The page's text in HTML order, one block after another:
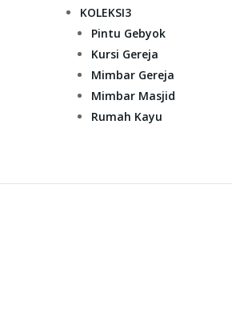
KOLEKSI3
Pintu Gebyok
Kursi Gereja
Mimbar Gereja
Mimbar Masjid
Rumah Kayu